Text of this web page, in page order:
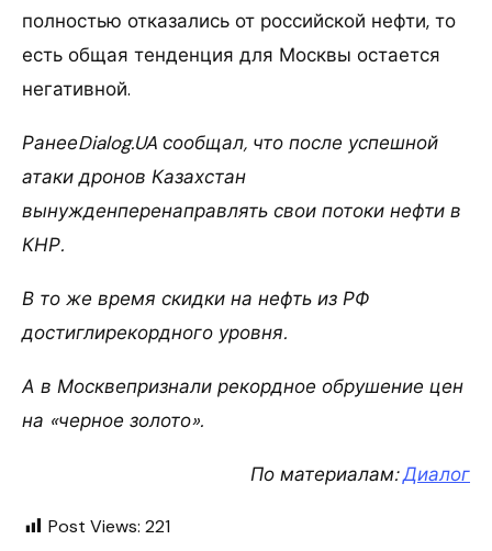
полностью отказались от российской нефти, то
есть общая тенденция для Москвы остается
негативной.
РанееDialog.UA сообщал, что после успешной
атаки дронов Казахстан
вынужденперенаправлять свои потоки нефти в
КНР.
В то же время скидки на нефть из РФ
достиглирекордного уровня.
А в Москвепризнали рекордное обрушение цен
на «черное золото».
По материалам:Диалог
Post Views: 221